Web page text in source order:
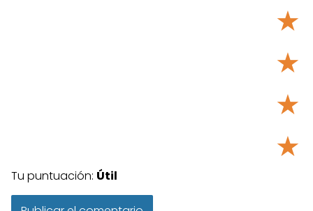
★
★
★
★
Tu puntuación: Útil